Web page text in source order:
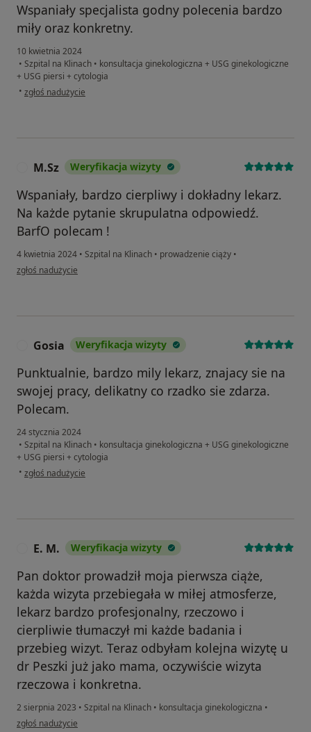
Wspaniały specjalista godny polecenia bardzo
miły oraz konkretny.
10 kwietnia 2024
• Szpital na Klinach • konsultacja ginekologiczna + USG ginekologiczne
+ USG piersi + cytologia
• w opinii użytkownika Lusi
zgłoś nadużycie
M.Sz Weryfikacja wizyty
Wspaniały, bardzo cierpliwy i dokładny lekarz.
Na każde pytanie skrupulatna odpowiedź.
BarfO polecam !
4 kwietnia 2024 • Szpital na Klinach • prowadzenie ciąży •
w opinii użytkownika M.Sz
zgłoś nadużycie
Gosia Weryfikacja wizyty
Punktualnie, bardzo mily lekarz, znajacy sie na
swojej pracy, delikatny co rzadko sie zdarza.
Polecam.
24 stycznia 2024
• Szpital na Klinach • konsultacja ginekologiczna + USG ginekologiczne
+ USG piersi + cytologia
• w opinii użytkownika Gosia
zgłoś nadużycie
E. M. Weryfikacja wizyty
Pan doktor prowadził moja pierwsza ciąże,
każda wizyta przebiegała w miłej atmosferze,
lekarz bardzo profesjonalny, rzeczowo i
cierpliwie tłumaczył mi każde badania i
przebieg wizyt. Teraz odbyłam kolejna wizytę u
dr Peszki już jako mama, oczywiście wizyta
rzeczowa i konkretna.
2 sierpnia 2023 • Szpital na Klinach • konsultacja ginekologiczna •
w opinii użytkownika E. M.
zgłoś nadużycie